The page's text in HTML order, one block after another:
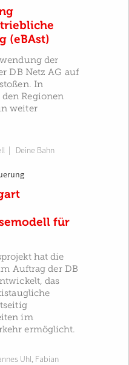
(eBAst)
der
DB Netz AG auf
In
Regionen
weiter
Deine Bahn
für
hat die
Auftrag der DB
das
im
ermöglicht.
Uhl, Fabian